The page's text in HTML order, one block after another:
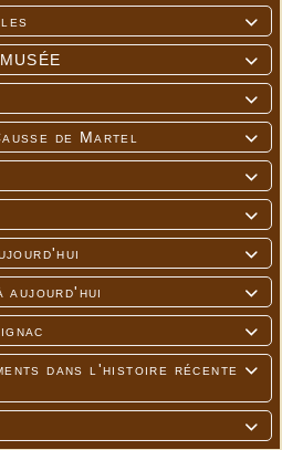




de Martel






dans l'histoire récente
